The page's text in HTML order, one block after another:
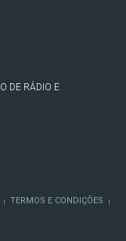
DE RÁDIO E
| TERMOS E CONDIÇÕES |